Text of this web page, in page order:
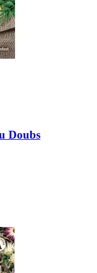
Doubs